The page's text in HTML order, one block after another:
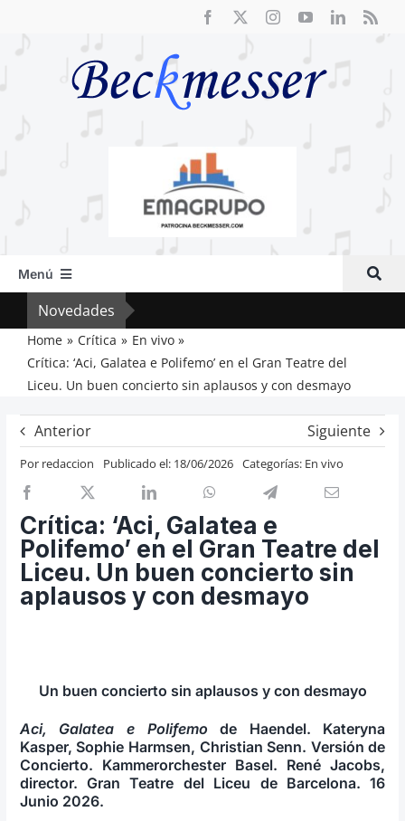
Menú
Inicio
Actual
Artículos
Previos de ópera
Entrevistas
Recomendación
Cosas de Beckmesser
Nosotros y privacidad
Buscar:
Novedades
Home Crítica
En vivo
Crítica: ‘Aci, Galatea e Polifemo’ en el Gran Teatre del
Liceu. Un buen concierto sin aplausos y con desmayo
Anterior Siguiente
Por redaccion Publicado el: 18/06/2026 Categorías: En vivo
Crítica: ‘Aci, Galatea e
Polifemo’ en el Gran Teatre del
Liceu. Un buen concierto sin
aplausos y con desmayo
Un buen concierto sin aplausos y con desmayo
Aci, Galatea e Polifemo de Haendel. Kateryna
Kasper, Sophie Harmsen, Christian Senn. Versión de
Concierto. Kammerorchester Basel. René Jacobs,
director. Gran Teatre del Liceu de Barcelona. 16
Junio 2026.